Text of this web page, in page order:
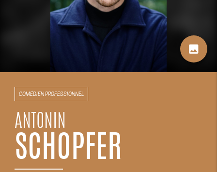
image
COMÉDIEN PROFESSIONNEL
ANTONIN
SCHOPFER